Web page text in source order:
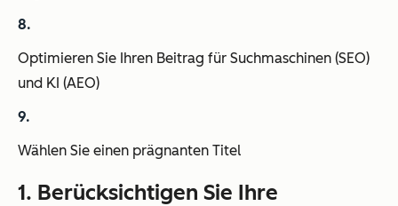
Optimieren Sie Ihren Beitrag für Suchmaschinen (SEO)
und KI (AEO)
Wählen Sie einen prägnanten Titel
1. Berücksichtigen Sie Ihre